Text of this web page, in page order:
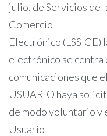
julio, de Servicios de
Comercio
Electrónico
electrónico se centra
comunicaciones que el
USUARIO haya
de modo voluntario y
Usuario